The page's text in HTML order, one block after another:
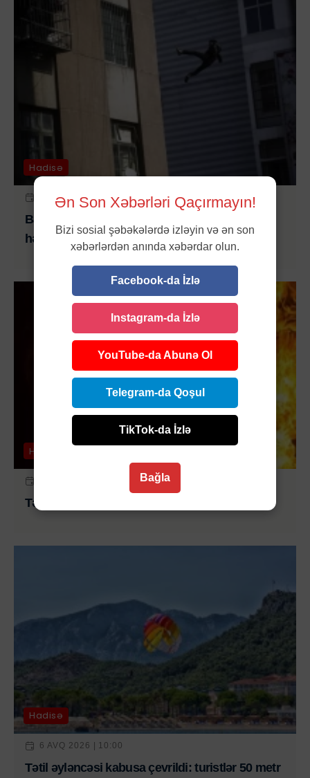
Hadisə
6 AVQ 2026 | 11:18
Bakıda 18 mərtəbəli binadan yıxılan kişi
həyatını itirdi
Hadisə
Tərtərdə ailə faciəsi: ər-arvad yanıb öldülər
Hadisə
6 AVQ 2026 | 10:00
Tətil əyləncəsi kabusa çevrildi: turistlər 50 metr
Ən Son Xəbərləri Qaçırmayın!
Bizi sosial şəbəkələrdə izləyin və ən son
xəbərlərdən anında xəbərdar olun.
Facebook-da İzlə
Instagram-da İzlə
YouTube-da Abunə Ol
Telegram-da Qoşul
TikTok-da İzlə
Bağla